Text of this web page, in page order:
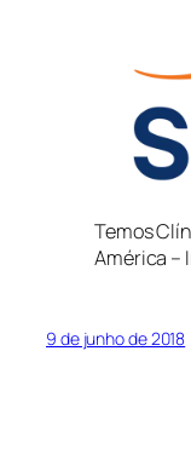
Temos
América –
9 de junho de 2018